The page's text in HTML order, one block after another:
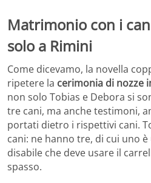
Matrimonio con i
solo a Rimini
Come dicevamo, la novella
ripetere la cerimonia di nozze
non solo Tobias e Debora si
tre cani, ma anche testimoni,
portati dietro i rispettivi cani.
cani: ne hanno tre, di cui uno è
disabile che deve usare il
spasso.